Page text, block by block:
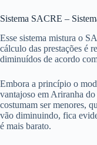
Sistema SACRE –
Esse sistema mistura o
cálculo das prestações é
diminuídos de acordo
Embora a princípio o
vantajoso em Ariranha
costumam ser menores,
vão diminuindo, fica
é mais barato.